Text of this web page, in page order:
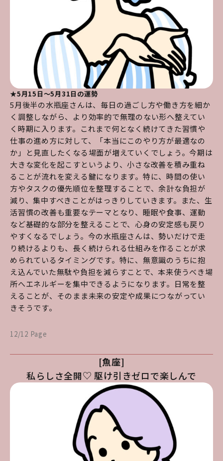
★5月15日～5月31日の運勢
5月後半の水瓶座さんは、毎日の過ごし方や働き方を細か
く調整しながら、より効率的で無理のない形へ整えてい
く時期に入ります。これまで何となく続けてきた習慣や
仕事の進め方に対して、「本当にこのやり方が最適なの
か」と見直したくなる場面が増えていくでしょう。今期は
大きな変化を起こすというより、小さな改善を積み重ね
ることが流れを変える鍵になります。特に、時間の使い
方やタスクの優先順位を整理することで、余計な負担が
減り、集中すべきことがはっきりしていきます。また、生
活習慣の改善も重要なテーマとなり、睡眠や食事、運動
など基礎的な部分を整えることで、心身の安定感も戻り
やすくなるでしょう。今の水瓶座さんは、勢いだけで走
り続けるよりも、長く続けられる仕組みを作ることが求
められているタイミングです。特に、無意識のうちに抱
え込んでいた無駄や負担を減らすことで、本来使うべき場
所へエネルギーを集中できるようになります。日常を整
えることが、そのまま未来の安定や成果につながってい
きそうです。
12/12 Page
[魚座]
私らしさ全開♡ 駆け引きゼロで楽しんで